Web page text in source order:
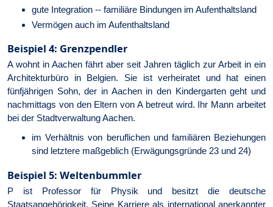
gute Integration -- familiäre Bindungen im Aufenthaltsland
Vermögen auch im Aufenthaltsland
Beispiel 4: Grenzpendler
A wohnt in Aachen fährt aber seit Jahren täglich zur Arbeit in ein
Architekturbüro in Belgien. Sie ist verheiratet und hat einen
fünfjährigen Sohn, der in Aachen in den Kindergarten geht und
nachmittags von den Eltern von A betreut wird. Ihr Mann arbeitet
bei der Stadtverwaltung Aachen.
im Verhältnis von beruflichen und familiären Beziehungen
sind letztere maßgeblich (Erwägungsgründe 23 und 24)
Beispiel 5: Weltenbummler
P ist Professor für Physik und besitzt die deutsche
Staatsangehörigkeit. Seine Karriere als international anerkannter